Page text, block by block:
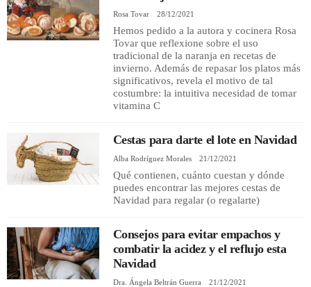
Rosa Tovar 28/12/2021
Hemos pedido a la autora y cocinera Rosa
Tovar que reflexione sobre el uso
tradicional de la naranja en recetas de
invierno. Además de repasar los platos más
significativos, revela el motivo de tal
costumbre: la intuitiva necesidad de tomar
vitamina C
Cestas para darte el lote en Navidad
Alba Rodríguez Morales 21/12/2021
Qué contienen, cuánto cuestan y dónde
puedes encontrar las mejores cestas de
Navidad para regalar (o regalarte)
Consejos para evitar empachos y
combatir la acidez y el reflujo esta
Navidad
Dra. Ángela Beltrán Guerra 21/12/2021